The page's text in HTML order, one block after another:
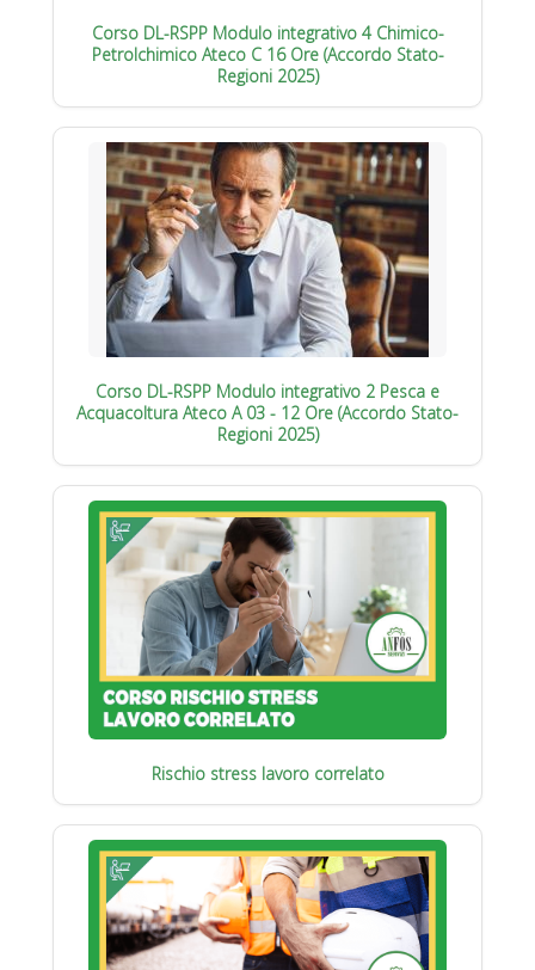
Corso DL-RSPP Modulo integrativo 4 Chimico-
Petrolchimico Ateco C 16 Ore (Accordo Stato-
Regioni 2025)
Corso DL-RSPP Modulo integrativo 2 Pesca e
Acquacoltura Ateco A 03 - 12 Ore (Accordo Stato-
Regioni 2025)
Rischio stress lavoro correlato